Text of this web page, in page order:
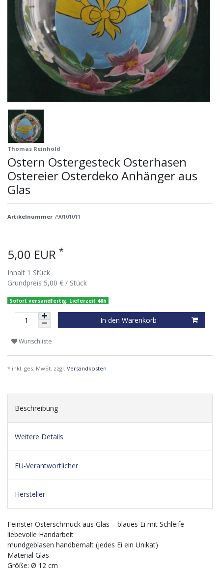
Thomas Reinhold
Ostern Ostergesteck Osterhasen
Ostereier Osterdeko Anhänger aus
Glas
Artikelnummer 790101011
5,00 EUR *
Inhalt 1 Stück
Grundpreis 5,00 € / Stück
Sofort versandfertig, Lieferzeit 48h
In den Warenkorb
Wunschliste
* inkl. ges. MwSt. zzgl. Versandkosten
Beschreibung
Weitere Details
EU-Verantwortlicher
Hersteller
Feinster Osterschmuck aus Glas – blaues Ei mit Schleife
liebevolle Handarbeit
mundgeblasen handbemalt (jedes Ei ein Unikat)
Material Glas
Größe: Ø 12 cm